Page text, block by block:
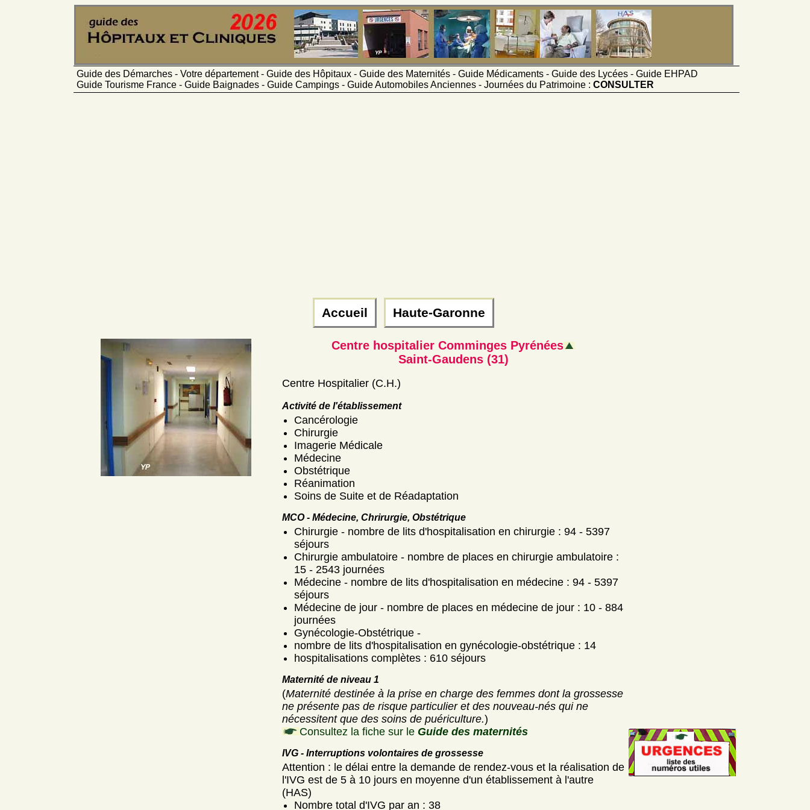
Guide des Démarches - Votre département - Guide des Hôpitaux - Guide des Maternités - Guide Médicaments - Guide des Lycées - Guide EHPAD
Guide Tourisme France - Guide Baignades - Guide Campings - Guide Automobiles Anciennes - Journées du Patrimoine : CONSULTER
Accueil Haute-Garonne
Centre hospitalier Comminges Pyrénées
Saint-Gaudens (31)
Centre Hospitalier (C.H.)
Activité de l'établissement
Cancérologie
Chirurgie
Imagerie Médicale
Médecine
Obstétrique
Réanimation
Soins de Suite et de Réadaptation
MCO - Médecine, Chrirurgie, Obstétrique
Chirurgie - nombre de lits d'hospitalisation en chirurgie : 94 - 5397
séjours
Chirurgie ambulatoire - nombre de places en chirurgie ambulatoire :
15 - 2543 journées
Médecine - nombre de lits d'hospitalisation en médecine : 94 - 5397
séjours
Médecine de jour - nombre de places en médecine de jour : 10 - 884
journées
Gynécologie-Obstétrique -
nombre de lits d'hospitalisation en gynécologie-obstétrique : 14
hospitalisations complètes : 610 séjours
Maternité de niveau 1
(Maternité destinée à la prise en charge des femmes dont la grossesse
ne présente pas de risque particulier et des nouveau-nés qui ne
nécessitent que des soins de puériculture.)
Consultez la fiche sur le Guide des maternités
IVG - Interruptions volontaires de grossesse
Attention : le délai entre la demande de rendez-vous et la réalisation de
l'IVG est de 5 à 10 jours en moyenne d'un établissement à l'autre
(HAS)
Nombre total d'IVG par an : 38